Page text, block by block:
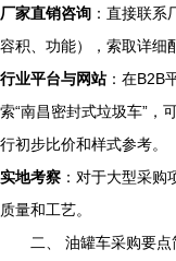
厂家直销咨询 ：直接联系
容积、功能），索取详细
行业平台与网站：在B2B
索“南昌密封式垃圾车”，
行初步比价和样式参考。
实地考察 ：对于大型采
质量和工艺。
二、 油罐车采购要点